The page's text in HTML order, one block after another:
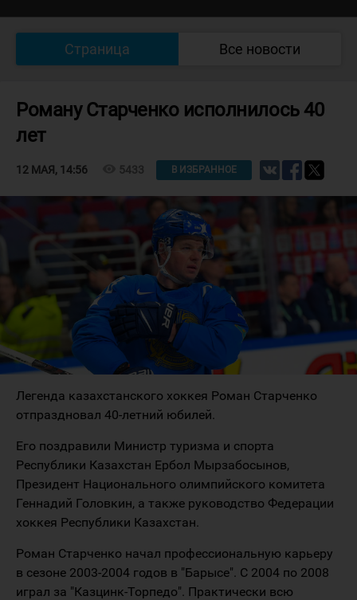
Страница Все новости
Роману Старченко исполнилось 40
лет
12 МАЯ, 14:56 5433 В ИЗБРАННОЕ
Легенда казахстанского хоккея Роман Старченко
отпраздновал 40-летний юбилей.
Его поздравили Министр туризма и спорта
Республики Казахстан Ербол Мырзабосынов,
Президент Национального олимпийского комитета
Геннадий Головкин, а также руководство Федерации
хоккея Республики Казахстан.
Роман Старченко начал профессиональную карьеру
в сезоне 2003-2004 годов в "Барысе". С 2004 по 2008
играл за "Казцинк-Торпедо". Практически всю